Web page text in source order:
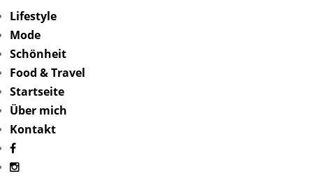
Lifestyle
Mode
Schönheit
Food & Travel
Startseite
Über mich
Kontakt